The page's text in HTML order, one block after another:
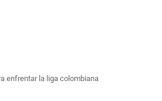
enfrentar la liga colombiana